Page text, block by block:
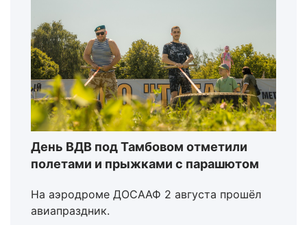
День ВДВ под Тамбовом отметили
полетами и прыжками с парашютом
На аэродроме ДОСААФ 2 августа прошёл
авиапраздник.